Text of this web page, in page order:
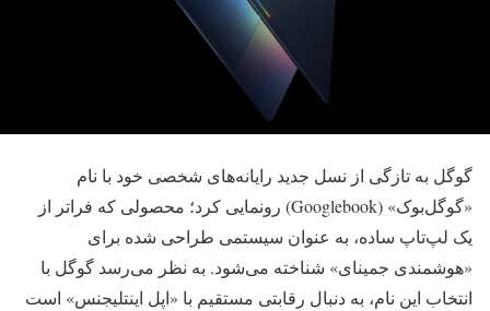
گوگل به تازگی از نسل جدید رایانه‌های شخصی خود با نام
«گوگل‌بوک» (Googlebook) رونمایی کرد؛ محصولی که فراتر از
یک لپ‌تاپ ساده، به عنوان سیستمی طراحی شده برای
«هوشمندی جمینای» شناخته می‌شود. به نظر می‌رسد گوگل با
انتخاب این نام، به دنبال رقابتی مستقیم با «اپل اینتلیجنس» است